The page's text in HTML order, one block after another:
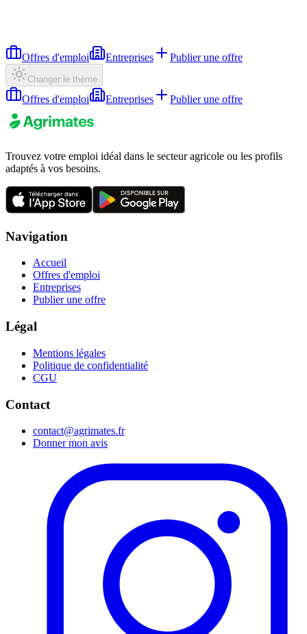
Offres d'emploi Entreprises Publier une offre
Changer le thème
Offres d'emploi Entreprises Publier une offre
Trouvez votre emploi idéal dans le secteur agricole ou les profils
adaptés à vos besoins.
Navigation
Accueil
Offres d'emploi
Entreprises
Publier une offre
Légal
Mentions légales
Politique de confidentialité
CGU
Contact
contact@agrimates.fr
Donner mon avis